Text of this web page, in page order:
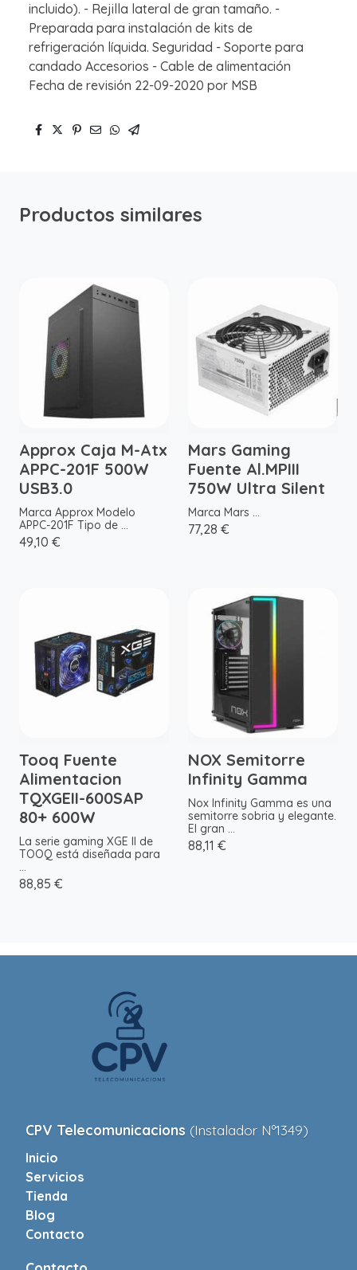
incluido). - Rejilla lateral de gran tamaño. -
Preparada para instalación de kits de
refrigeración líquida. Seguridad - Soporte para
candado Accesorios - Cable de alimentación
Fecha de revisión 22-09-2020 por MSB
Productos similares
Approx Caja M-Atx
APPC-201F 500W
USB3.0
Marca Approx Modelo
APPC-201F Tipo de ...
49,10 €
Mars Gaming
Fuente Al.MPIII
750W Ultra Silent
Marca Mars ...
77,28 €
Tooq Fuente
Alimentacion
TQXGEII-600SAP
80+ 600W
La serie gaming XGE II de
TOOQ está diseñada para
...
88,85 €
NOX Semitorre
Infinity Gamma
Nox Infinity Gamma es una
semitorre sobria y elegante.
El gran ...
88,11 €
CPV Telecomunicacions (Instalador Nº1349)
Inicio
Servicios
Tienda
Blog
Contacto